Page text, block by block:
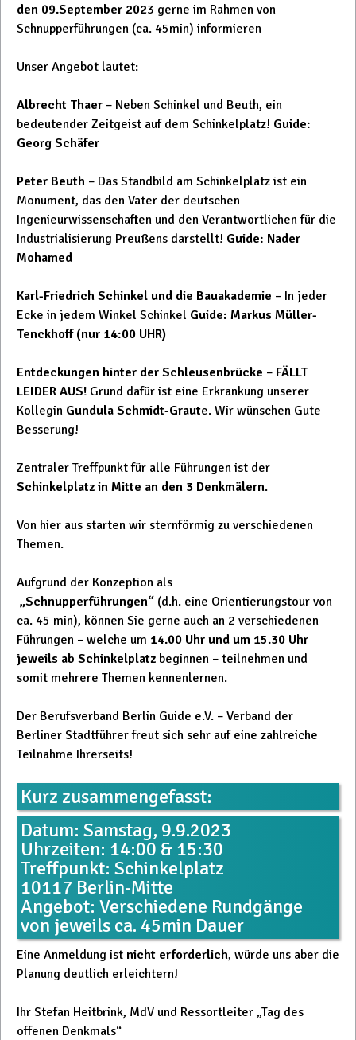
den 09.September 2023 gerne im Rahmen von
Schnupperführungen (ca. 45min) informieren
Unser Angebot lautet:
Albrecht Thaer – Neben Schinkel und Beuth, ein
bedeutender Zeitgeist auf dem Schinkelplatz! Guide:
Georg Schäfer
Peter Beuth – Das Standbild am Schinkelplatz ist ein
Monument, das den Vater der deutschen
Ingenieurwissenschaften und den Verantwortlichen für die
Industrialisierung Preußens darstellt! Guide: Nader
Mohamed
Karl-Friedrich Schinkel und die Bauakademie – In jeder
Ecke in jedem Winkel Schinkel Guide: Markus Müller-
Tenckhoff (nur 14:00 UHR)
Entdeckungen hinter der Schleusenbrücke – FÄLLT
LEIDER AUS! Grund dafür ist eine Erkrankung unserer
Kollegin Gundula Schmidt-Graute. Wir wünschen Gute
Besserung!
Zentraler Treffpunkt für alle Führungen ist der
Schinkelplatz in Mitte an den 3 Denkmälern.
Von hier aus starten wir sternförmig zu verschiedenen
Themen.
Aufgrund der Konzeption als
„Schnupperführungen“ (d.h. eine Orientierungstour von
ca. 45 min), können Sie gerne auch an 2 verschiedenen
Führungen – welche um 14.00 Uhr und um 15.30 Uhr
jeweils ab Schinkelplatz beginnen – teilnehmen und
somit mehrere Themen kennenlernen.
Der Berufsverband Berlin Guide e.V. – Verband der
Berliner Stadtführer freut sich sehr auf eine zahlreiche
Teilnahme Ihrerseits!
Kurz zusammengefasst:
Datum: Samstag, 9.9.2023
Uhrzeiten: 14:00 & 15:30
Treffpunkt: Schinkelplatz
10117 Berlin-Mitte
Angebot: Verschiedene Rundgänge
von jeweils ca. 45min Dauer
Eine Anmeldung ist nicht erforderlich, würde uns aber die
Planung deutlich erleichtern!
Ihr Stefan Heitbrink, MdV und Ressortleiter „Tag des
offenen Denkmals“